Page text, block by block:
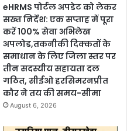
eHRMS पोर्टल अपडेट को लेकर
सख्त निर्देश: एक सप्ताह में पूरा
करें 100% सेवा अभिलेख
अपलोड,तकनीकी दिक्कतों के
समाधान के लिए जिला स्तर पर
तीन सदस्यीय सहायता दल
गठित, सीईओ हरसिमरनप्रीत
कौर ने तय की समय-सीमा
August 6, 2026